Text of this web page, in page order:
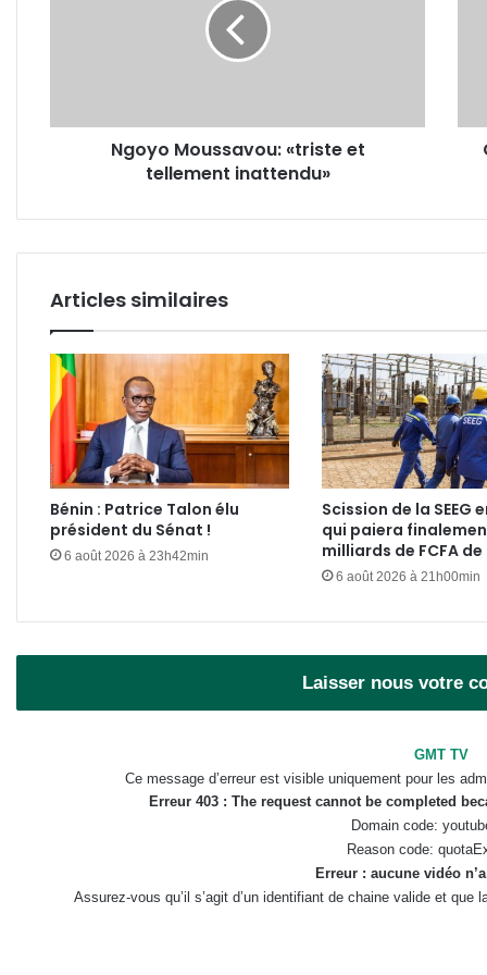
Ngoyo Moussavou: «triste et
tellement inattendu»
n'est
Articles similaires
Bénin : Patrice Talon élu
président du Sénat !
6 août 2026 à 23h42min
Scission de la SEEG
qui paiera
milliards de FCFA
6 août 2026 à 21h00min
Laisser nous votre
GMT TV
Ce message d’erreur est visible uniquement pour les
Erreur 403 : The request cannot be completed
Domain code:
Reason code:
Erreur : aucune vidéo
Assurez-vous qu’il s’agit d’un identifiant de chaine valide et